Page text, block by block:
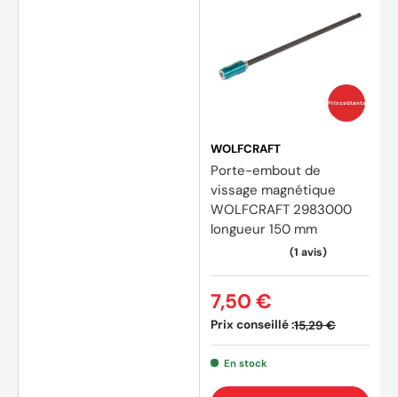
Prix coûtants
WOLFCRAFT
Porte-embout de
vissage magnétique
WOLFCRAFT 2983000
longueur 150 mm
Prix conseillé :15,29 €
7,50 €
En stock